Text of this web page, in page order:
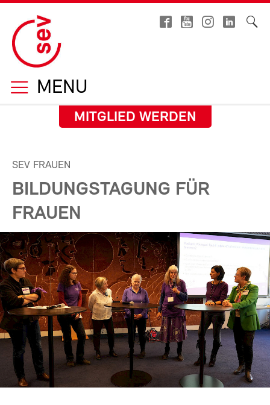
MENU
MITGLIED WERDEN
SEV FRAUEN
BILDUNGSTAGUNG FÜR
FRAUEN